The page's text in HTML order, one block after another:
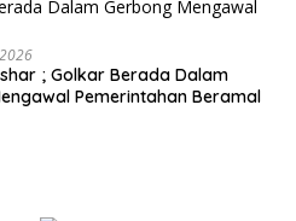
; Golkar Berada Dalam
Pemerintahan Beramal